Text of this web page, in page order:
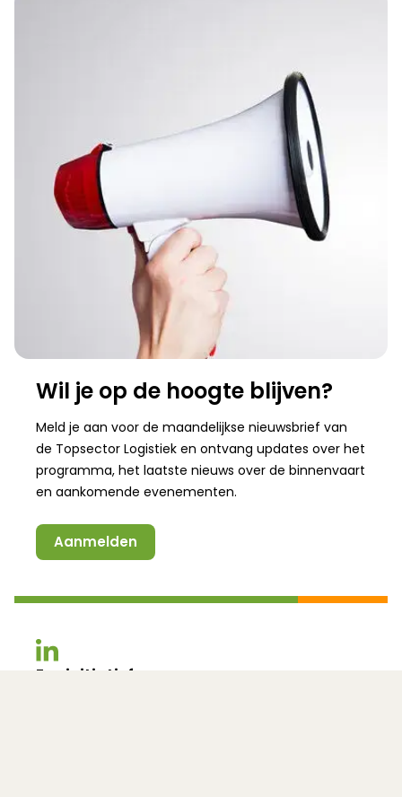
Wil je op de hoogte blijven?
Meld je aan voor de maandelijkse nieuwsbrief van
de Topsector Logistiek en ontvang updates over het
programma, het laatste nieuws over de binnenvaart
en aankomende evenementen.
Aanmelden
(Opent in een nieuw venster)
Een initiatief van:
(Opent in een nieuw venster)